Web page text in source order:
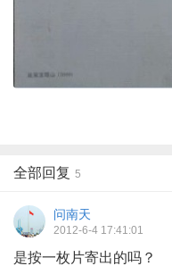
全部回复 5
问南天
2012-6-4 17:41:01
是按一枚片寄出的吗？